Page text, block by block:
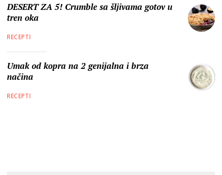
DESERT ZA 5! Crumble sa šljivama gotov u
tren oka
RECEPTI
Umak od kopra na 2 genijalna i brza
načina
RECEPTI